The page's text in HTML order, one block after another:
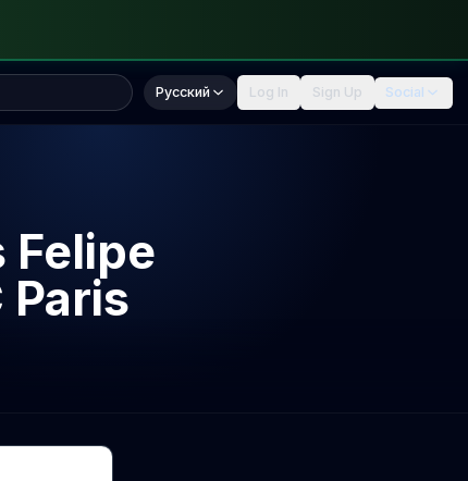
Русский Log In Sign Up Social
Felipe
Paris